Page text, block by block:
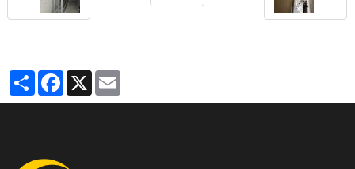
PartagerFacebook
X